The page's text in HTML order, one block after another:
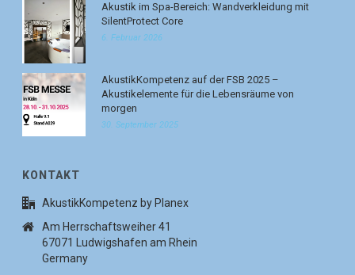
Akustik im Spa-Bereich: Wandverkleidung mit
SilentProtect Core
6. Februar 2026
AkustikKompetenz auf der FSB 2025 –
Akustikelemente für die Lebensräume von
morgen
30. September 2025
KONTAKT
AkustikKompetenz by Planex
Am Herrschaftsweiher 41
67071 Ludwigshafen am Rhein
Germany